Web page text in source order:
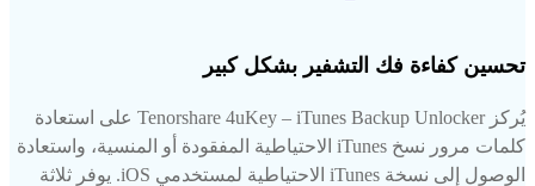
تحسين كفاءة فك التشفير بشكل كبير
يُركز Tenorshare 4uKey – iTunes Backup Unlocker على استعادة
كلمات مرور نسخ iTunes الاحتياطية المفقودة أو المنسية، واستعادة
الوصول إلى نسخة iTunes الاحتياطية لمستخدمي iOS. يوفر ثلاثة